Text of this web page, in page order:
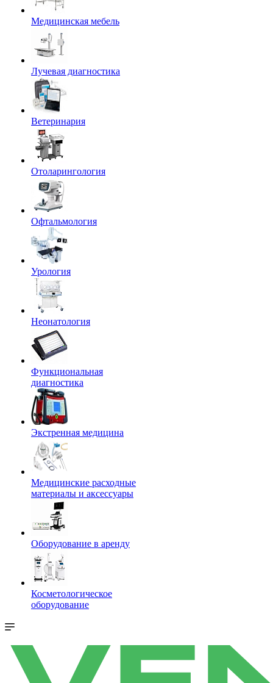
Медицинская мебель
Лучевая диагностика
Ветеринария
Отоларингология
Офтальмология
Урология
Неонатология
Функциональная
диагностика
Экстренная медицина
Медицинские расходные
материалы и аксессуары
Оборудование в аренду
Косметологическое
оборудование